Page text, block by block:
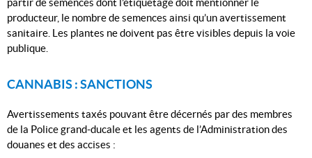
partir de semences dont l’étiquetage doit mentionner le
producteur, le nombre de semences ainsi qu’un avertissement
sanitaire. Les plantes ne doivent pas être visibles depuis la voie
publique.
CANNABIS : SANCTIONS
Avertissements taxés pouvant être décernés par des membres
de la Police grand-ducale et les agents de l’Administration des
douanes et des accises :